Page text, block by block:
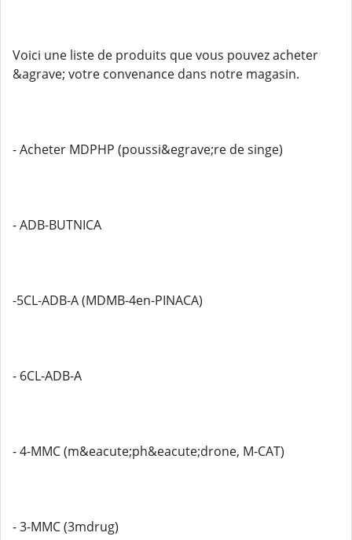
Voici une liste de produits que vous pouvez acheter
&agrave; votre convenance dans notre magasin.
- Acheter MDPHP (poussi&egrave;re de singe)
- ADB-BUTNICA
-5CL-ADB-A (MDMB-4en-PINACA)
- 6CL-ADB-A
- 4-MMC (m&eacute;ph&eacute;drone, M-CAT)
- 3-MMC (3mdrug)